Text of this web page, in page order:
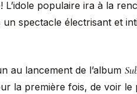
L’idole populaire ira à la
spectacle électrisant et
au lancement de l’album
la première fois, de voir